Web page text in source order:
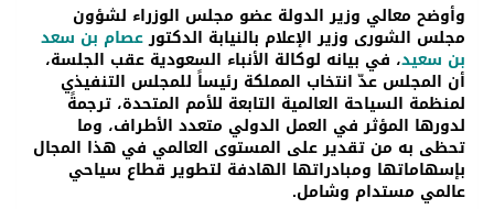
وأوضح معالي وزير الدولة عضو مجلس الوزراء لشؤون
مجلس الشورى وزير الإعلام بالنيابة الدكتورعصام بن سعد
بن سعيد، في بيانه لوكالة الأنباء السعودية عقب الجلسة،
أن المجلس عدّ انتخاب المملكة رئيساً للمجلس التنفيذي
لمنظمة السياحة العالمية التابعة للأمم المتحدة، ترجمةً
لدورها المؤثر في العمل الدولي متعدد الأطراف، وما
تحظى به من تقدير على المستوى العالمي في هذا المجال
بإسهاماتها ومبادراتها الهادفة لتطوير قطاع سياحي
عالمي مستدام وشامل.